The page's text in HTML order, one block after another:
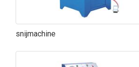
snijmachine